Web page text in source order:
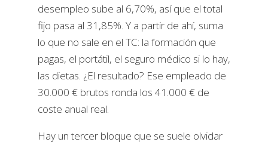
desempleo sube al 6,70%, así que el total
fijo pasa al 31,85%. Y a partir de ahí, suma
lo que no sale en el TC: la formación que
pagas, el portátil, el seguro médico si lo hay,
las dietas. ¿El resultado? Ese empleado de
30.000 € brutos ronda los 41.000 € de
coste anual real.
Hay un tercer bloque que se suele olvidar